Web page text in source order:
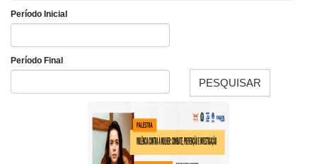
Período Inicial
Período Final
PESQUISAR